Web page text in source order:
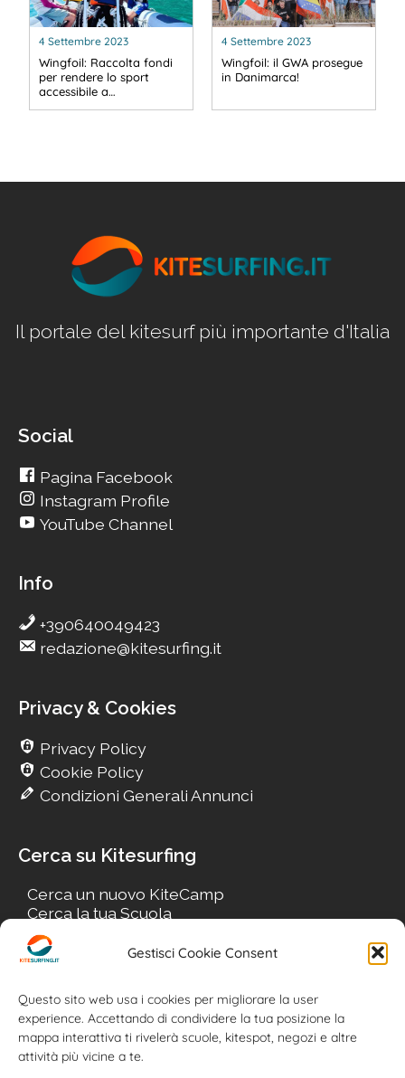
Gestisci Cookie Consent
Questo sito web usa i cookies per migliorare la user
experience. Accettando di condividere la tua posizione la
mappa interattiva ti rivelerà scuole, kitespot, negozi e altre
attività più vicine a te.
4 Settembre 2023
Wingfoil: Raccolta fondi
per rendere lo sport
accessibile a…
4 Settembre 2023
Wingfoil: il GWA prosegue
in Danimarca!
Il portale del kitesurf più importante d'Italia
Social
Pagina Facebook
Instagram Profile
YouTube Channel
Info
+390640049423
redazione@kitesurfing.it
Privacy & Cookies
Privacy Policy
Cookie Policy
Condizioni Generali Annunci
Cerca su Kitesurfing
Cerca un nuovo KiteCamp
Cerca la tua Scuola
Cerca il tuo KiteSpot
Cerca Accommodation
Cerca il tuo Usato